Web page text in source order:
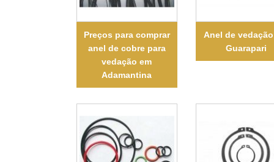
Preços para comprar
anel de cobre para
vedação em
Adamantina
Anel de
Guarapari